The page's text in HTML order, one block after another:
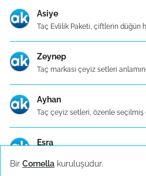
Asiye
Taç Evlilik Paketi, çiftlerin düğün
Zeynep
Taç markası çeyiz setleri
Ayhan
Taç çeyiz setleri, özenle seçilmiş
Esra
Bir Cornella kuruluşudur.